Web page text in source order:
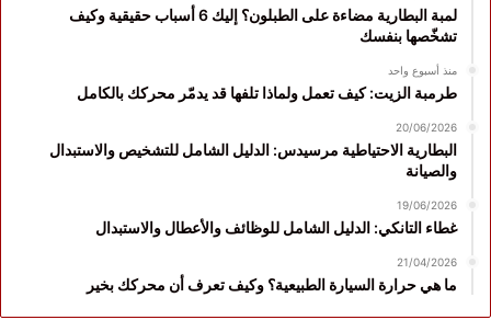
لمبة البطارية مضاءة على الطبلون؟ إليك 6 أسباب حقيقية وكيف
تشخّصها بنفسك
منذ أسبوع واحد
طرمبة الزيت: كيف تعمل ولماذا تلفها قد يدمّر محركك بالكامل
20/06/2026
البطارية الاحتياطية مرسيدس: الدليل الشامل للتشخيص والاستبدال
والصيانة
19/06/2026
غطاء التانكي: الدليل الشامل للوظائف والأعطال والاستبدال
21/04/2026
ما هي حرارة السيارة الطبيعية؟ وكيف تعرف أن محركك بخير